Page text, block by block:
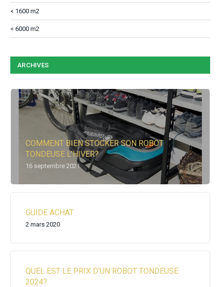
< 1600 m2
< 6000 m2
ARCHIVES
COMMENT BIEN STOCKER SON ROBOT
TONDEUSE L’HIVER?
16 septembre 2021
GUIDE ACHAT
2 mars 2020
QUEL EST LE PRIX D’UN ROBOT TONDEUSE
2024?